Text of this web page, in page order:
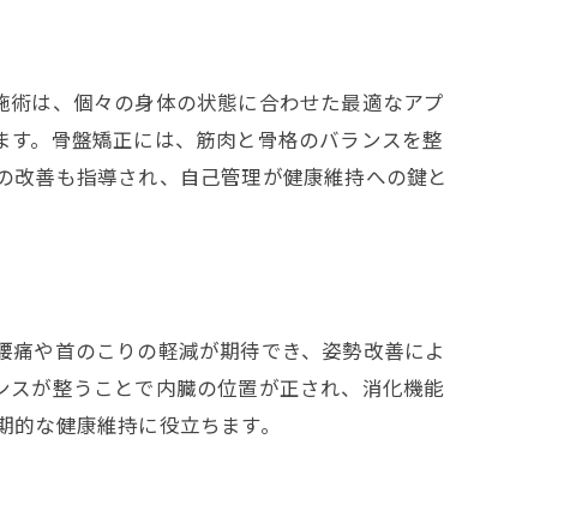
ル
は、個々の身体の状態に合わせた最適なアプ
。骨盤矯正には、筋肉と骨格のバランスを整
善も指導され、自己管理が健康維持への鍵と
や首のこりの軽減が期待でき、姿勢改善によ
が整うことで内臓の位置が正され、消化機能
な健康維持に役立ちます。